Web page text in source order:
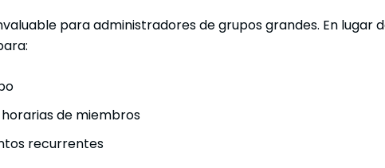
para administradores de grupos grandes. En lugar
de miembros
recurrentes